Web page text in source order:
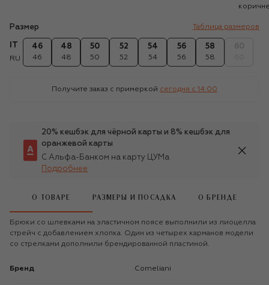
Размер Таблица размеров
RU
46
46
48
48
50
50
52
52
54
54
56
56
58
58
Получите заказ с примеркой сегодня c 14:00
20% кешбэк для чёрной карты и 8% кешбэк для
оранжевой карты
С Альфа-Банком на карту ЦУМа
Подробнее
О ТОВАРЕ РАЗМЕРЫ И ПОСАДКА О БРЕНДЕ
Брюки со шлевками на эластичном поясе выполнили из лиоцелла
стрейч с добавлением хлопка. Один из четырех карманов модели
со стрелками дополнили брендированной пластиной.
Бренд Corneliani